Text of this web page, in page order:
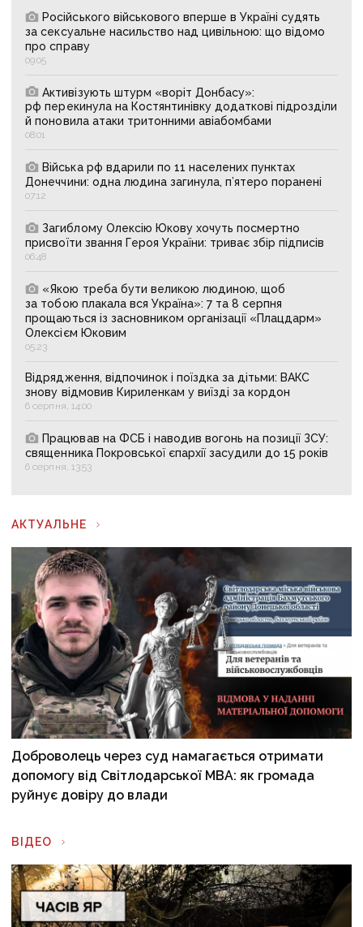
Російського військового вперше в Україні судять
за сексуальне насильство над цивільною: що відомо
про справу
09:05
Активізують штурм «воріт Донбасу»:
рф перекинула на Костянтинівку додаткові підрозділи
й поновила атаки тритонними авіабомбами
08:01
Війська рф вдарили по 11 населених пунктах
Донеччини: одна людина загинула, п’ятеро поранені
07:12
Загиблому Олексію Юкову хочуть посмертно
присвоїти звання Героя України: триває збір підписів
06:48
«Якою треба бути великою людиною, щоб
за тобою плакала вся Україна»: 7 та 8 серпня
прощаються із засновником організації «Плацдарм»
Олексієм Юковим
05:23
Відрядження, відпочинок і поїздка за дітьми: ВАКС
знову відмовив Кириленкам у виїзді за кордон
6 серпня, 14:00
Працював на ФСБ і наводив вогонь на позиції ЗСУ:
священника Покровської єпархії засудили до 15 років
6 серпня, 13:53
АКТУАЛЬНЕ
Доброволець через суд намагається отримати
допомогу від Світлодарської МВА: як громада
руйнує довіру до влади
ВІДЕО